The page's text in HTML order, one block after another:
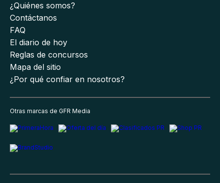
¿Quiénes somos?
Contáctanos
FAQ
El diario de hoy
Reglas de concursos
Mapa del sitio
¿Por qué confiar en nosotros?
Otras marcas de GFR Media